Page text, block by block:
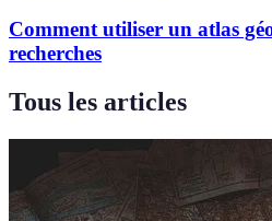
Comment utiliser un atlas
recherches
Tous les articles